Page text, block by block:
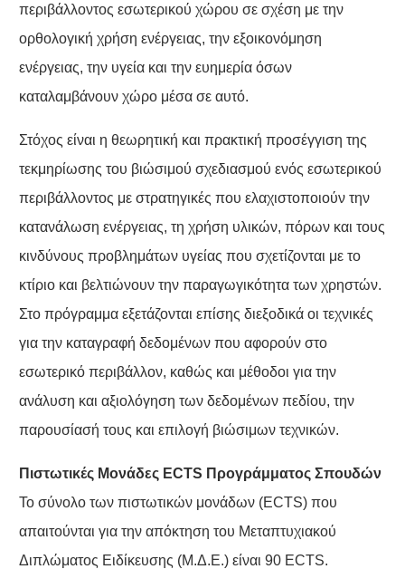
περιβάλλοντος εσωτερικού χώρου σε σχέση με την
ορθολογική χρήση ενέργειας, την εξοικονόμηση
ενέργειας, την υγεία και την ευημερία όσων
καταλαμβάνουν χώρο μέσα σε αυτό.
Στόχος είναι η θεωρητική και πρακτική προσέγγιση της
τεκμηρίωσης του βιώσιμού σχεδιασμού ενός εσωτερικού
περιβάλλοντος με στρατηγικές που ελαχιστοποιούν την
κατανάλωση ενέργειας, τη χρήση υλικών, πόρων και τους
κινδύνους προβλημάτων υγείας που σχετίζονται με το
κτίριο και βελτιώνουν την παραγωγικότητα των χρηστών.
Στο πρόγραμμα εξετάζονται επίσης διεξοδικά οι τεχνικές
για την καταγραφή δεδομένων που αφορούν στο
εσωτερικό περιβάλλον, καθώς και μέθοδοι για την
ανάλυση και αξιολόγηση των δεδομένων πεδίου, την
παρουσίασή τους και επιλογή βιώσιμων τεχνικών.
Πιστωτικές Μονάδες ECTS Προγράμματος Σπουδών
Το σύνολο των πιστωτικών μονάδων (ECTS) που
απαιτούνται για την απόκτηση του Μεταπτυχιακού
Διπλώματος Ειδίκευσης (Μ.Δ.Ε.) είναι 90 ECTS.